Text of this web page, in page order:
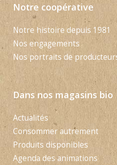
Notre coopérative
Notre histoire depuis 1981
Nos engagements
Nos portraits de
Dans nos magasins bio
Actualités
Consommer autrement
Produits disponibles
Agenda des animations